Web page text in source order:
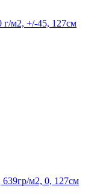
г/м2, +/-45, 127см
639гр/м2, 0, 127см